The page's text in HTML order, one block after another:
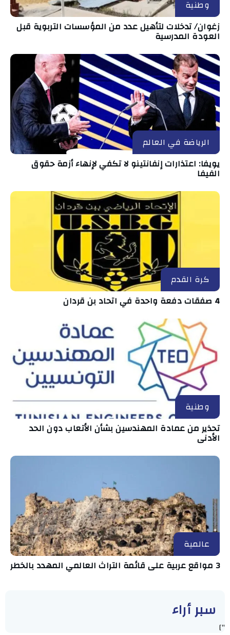
وطنية
زغوان/ تدخلات لتأهيل عدد من المؤسسات التربوية قبل
العودة المدرسية
الرياضة في العالم
يويفا: اعتذارات إنفانتينو لا تكفي لإنهاء أزمة حقوق
الفيفا
كرة القدم
4 صفقات دفعة واحدة في اتحاد بن قردان
وطنية
تحذير من عمادة المهندسين بشأن الأتعاب دون الحد
الأدنى
عالمية
3 مواقع عربية على قائمة التراث العالمي المهدد بالخطر
سبر أراء
"]